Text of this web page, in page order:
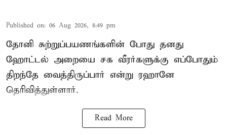
Published on: 06 Aug 2026, 8:49 pm
தோனி சுற்றுப்பயணங்களின் போது தனது
ஹோட்டல் அறையை சக வீரர்களுக்கு எப்போதும்
திறந்தே வைத்திருப்பார் என்று ரஹானே
தெரிவித்துள்ளார்.
Read More